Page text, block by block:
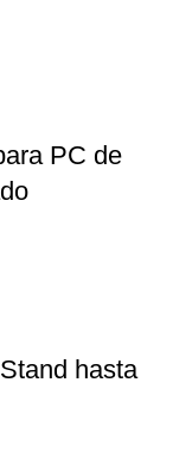
PC de
hasta